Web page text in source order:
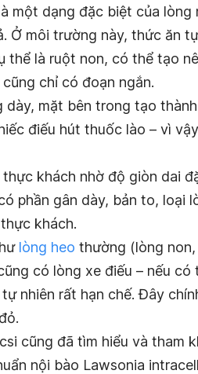
một dạng đặc biệt của lòng
Ở môi trường này, thức ăn
thể là ruột non, có thể tạo
chỉ có đoạn ngắn.
dày, mặt bên trong tạo
điếu hút thuốc lào – vì
thực khách nhờ độ giòn dai
phần gân dày, bản to, loại
khách.
lòng heo thường (lòng
có lòng xe điếu – nếu
nhiên rất hạn chế. Đây
cũng đã tìm hiểu và tham
nội bào Lawsonia